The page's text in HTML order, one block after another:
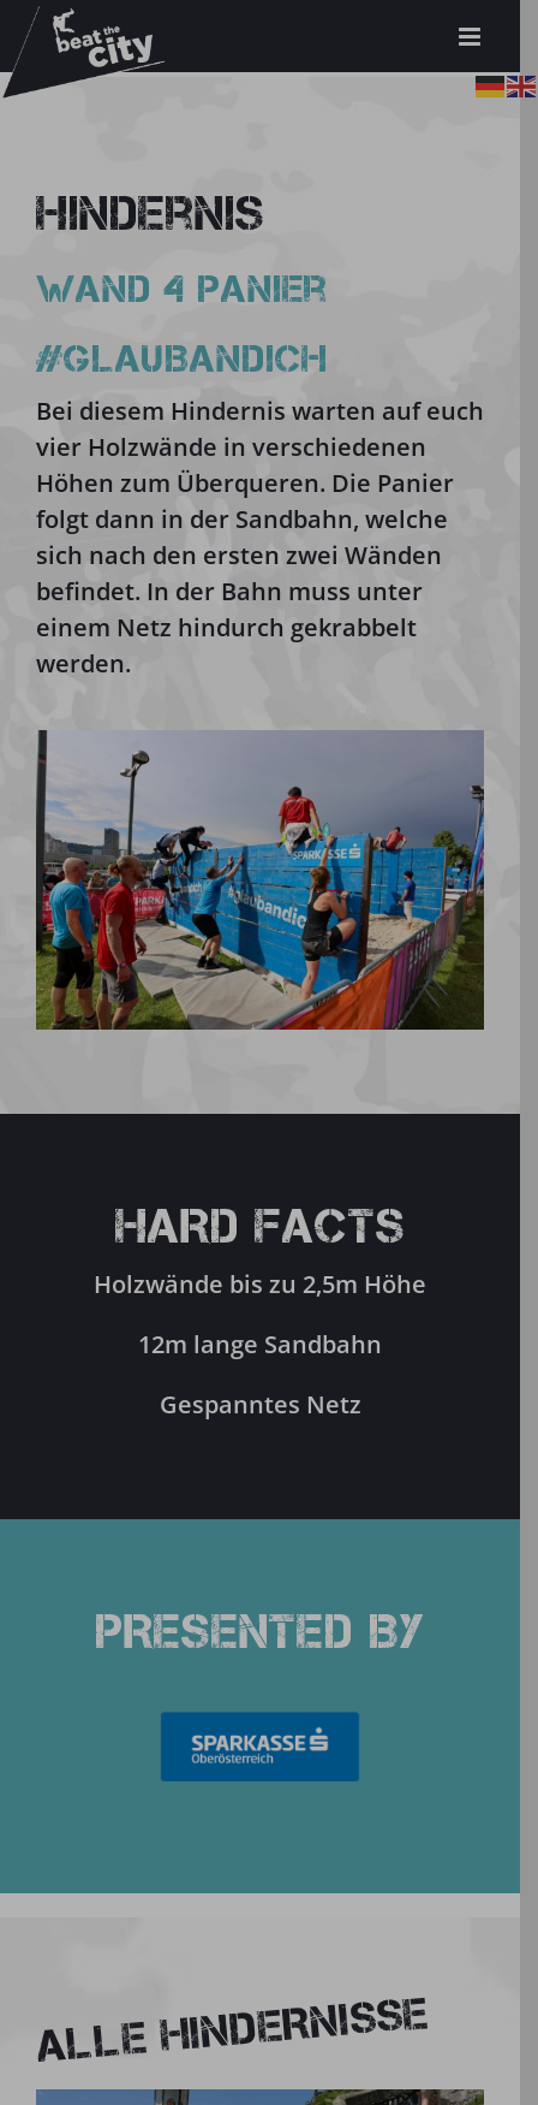
Zum
Inhalt
springen
Hindernis
Wand 4 Panier
#GLAUBANDICH
Bei diesem Hindernis warten auf euch
vier Holzwände in verschiedenen
Höhen zum Überqueren. Die Panier
folgt dann in der Sandbahn, welche
sich nach den ersten zwei Wänden
befindet. In der Bahn muss unter
einem Netz hindurch gekrabbelt
werden.
HARD FACTS
Holzwände bis zu 2,5m Höhe
12m lange Sandbahn
Gespanntes Netz
PRESENTED BY
ALLE HINDERNISSE